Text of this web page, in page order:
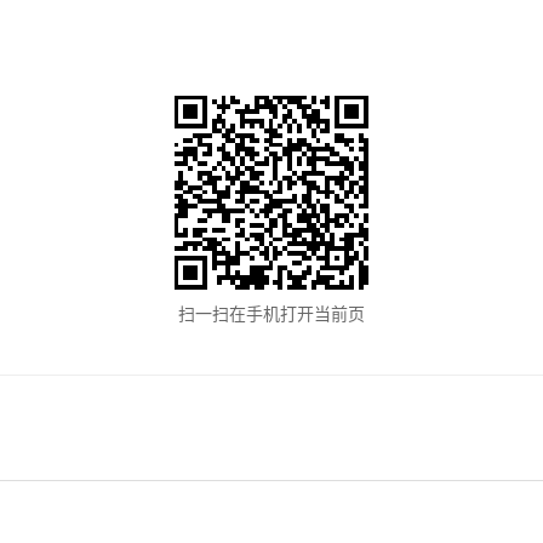
扫一扫在手机打开当前页